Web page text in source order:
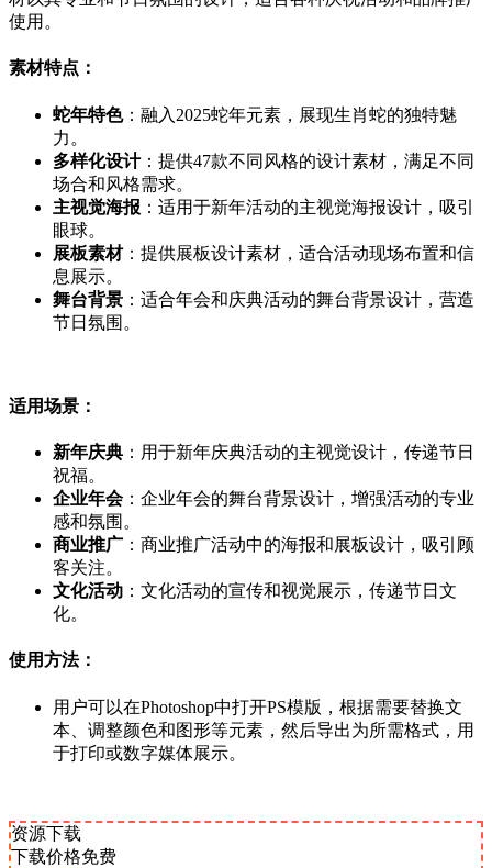
使用。
素材特点：
蛇年特色：融入2025蛇年元素，展现生肖蛇的独特魅
力。
多样化设计：提供47款不同风格的设计素材，满足不同
场合和风格需求。
主视觉海报 ：适用于新年活动的主视觉海报设计，吸引
眼球。
展板素材：提供展板设计素材，适合活动现场布置和信
息展示。
舞台背景 ：适合年会和庆典活动的舞台背景设计，营造
节日氛围。
适用场景：
新年庆典 ：用于新年庆典活动的主视觉设计，传递节日
祝福。
企业年会：企业年会的舞台背景设计，增强活动的专业
感和氛围。
商业推广 ：商业推广活动中的海报和展板设计，吸引顾
客关注。
文化活动 ：文化活动的宣传和视觉展示，传递节日文
化。
使用方法：
用户可以在Photoshop中打开PS模版，根据需要替换文
本、调整颜色和图形等元素，然后导出为所需格式，用
于打印或数字媒体展示。
资源下载
下载价格免费